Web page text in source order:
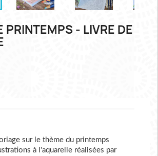
PRINTEMPS - LIVRE DE
sur le thème du printemps
à l'aquarelle réalisées par